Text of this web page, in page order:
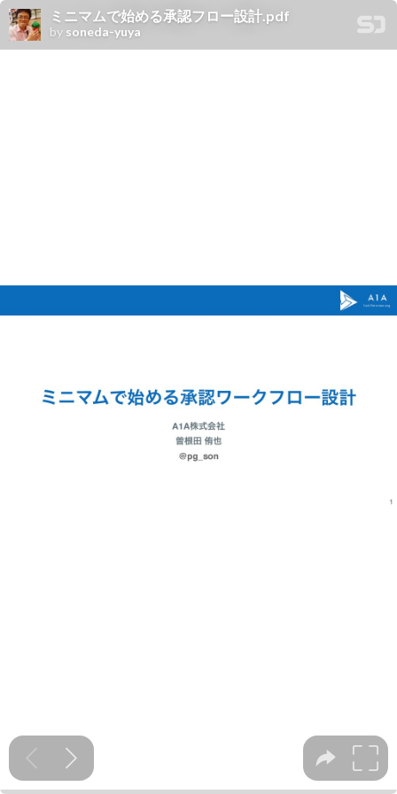
ミニマムで始める承認フロー設計.pdf
by soneda-yuya